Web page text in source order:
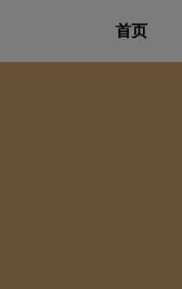
首页